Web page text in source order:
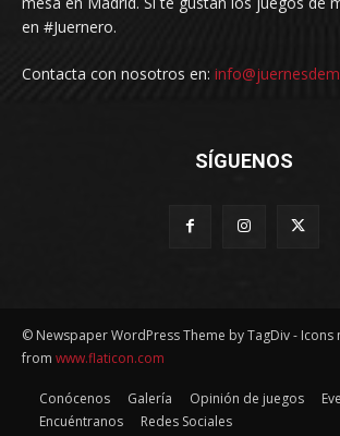
en #Juernero.
Contacta con nosotros en:
SÍGUENOS
© Newspaper WordPress Theme by TagDiv - Icons
from www.flaticon.com
Conócenos Galería Opinión de juegos
Encuéntranos
Redes Sociales